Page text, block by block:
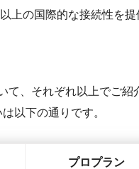
上の国際的な接続性を提
、それぞれ以上でご紹
以下の通りです。
プロプラン